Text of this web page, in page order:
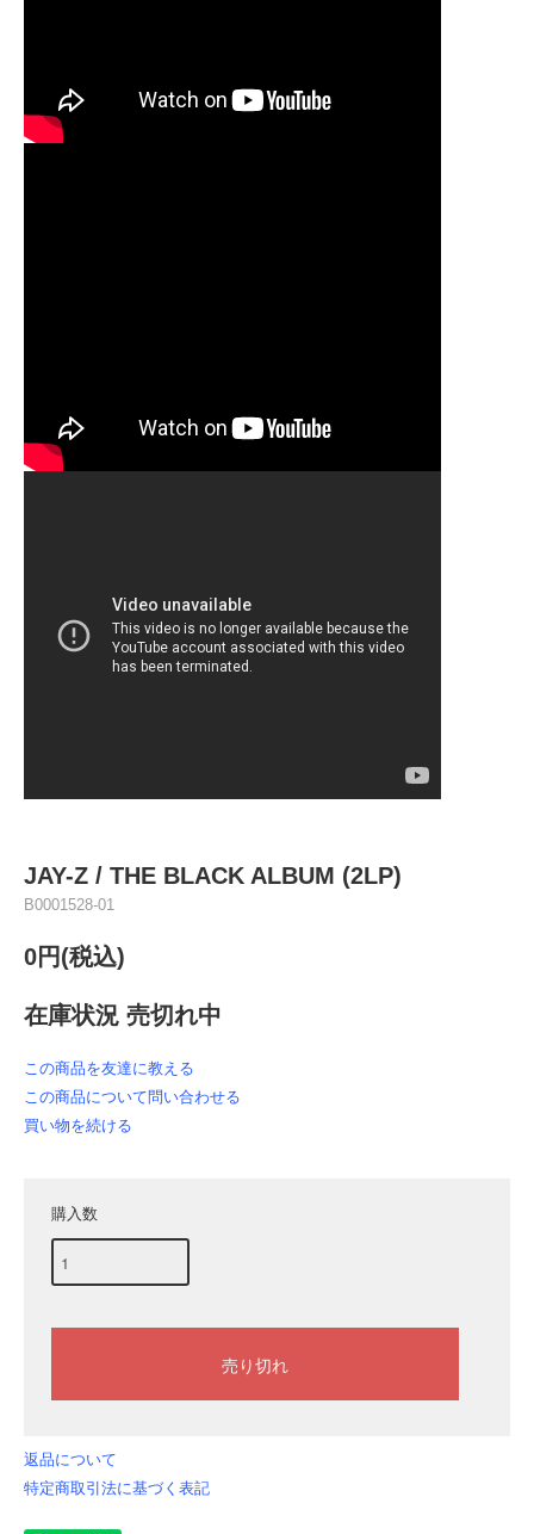
JAY-Z ‎/ THE BLACK ALBUM (2LP)
B0001528-01
0円(税込)
在庫状況 売切れ中
この商品を友達に教える
この商品について問い合わせる
買い物を続ける
購入数
返品について
特定商取引法に基づく表記